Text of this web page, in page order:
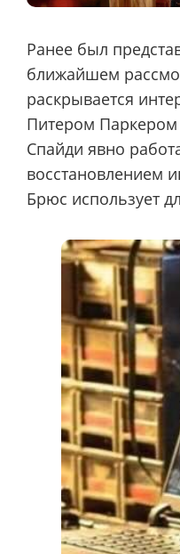
Ранее был
ближайшем
раскрывается
Питером
Спайди явно
восстановлением
Брюс использует